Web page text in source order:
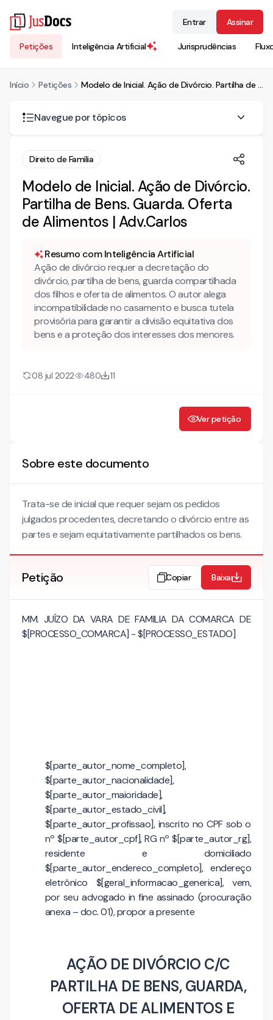
Petições Inteligência Artificial Jurisprudências
Entrar Assinar
Início Petições Modelo de Inicial. Ação de Divórcio. Partilha de Bens. Guarda. Oferta de Alimentos | Adv.Carlos
Navegue por tópicos
AÇÃO DE DIVÓRCIO C/C PARTILHA DE BENS, GUARDA,
OFERTA DE ALIMENTOS E PEDIDO DE TUTELA PROVISÓRIA DE
I| DA SINOPSE FÁTICA (CAUSA PETENDI)
II| DOS FUNDAMENTOS JURÍDICOS DO PEDIDO
DIVÓRCIO – PEDIDO DE TUTELA PROVISÓRIA DE
URGÊNCIA DE NATUREZA ANTECIPADA.
II.2| DO ACERVO PATRIMONIAL E CONSEQUENTE
PARTILHA DOS BENS COMUNICÁVEIS
Direito de Família
Modelo de Inicial. Ação de Divórcio.
Partilha de Bens. Guarda. Oferta
de Alimentos | Adv.Carlos
Resumo com Inteligência Artificial
Ação de divórcio requer a decretação do
divórcio, partilha de bens, guarda compartilhada
dos filhos e oferta de alimentos. O autor alega
incompatibilidade no casamento e busca tutela
provisória para garantir a divisão equitativa dos
bens e a proteção dos interesses dos menores.
08 jul 2022 480 11
Ver petição
Sobre este documento
Trata-se de inicial que requer sejam os pedidos
julgados procedentes, decretando o divórcio entre as
partes e sejam equitativamente partilhados os bens.
Petição Copiar Baixar
MM. JUÍZO DA VARA DE FAMILIA DA COMARCA DE
$[PROCESSO_COMARCA] - $[PROCESSO_ESTADO]
$[parte_autor_nome_completo],
$[parte_autor_nacionalidade],
$[parte_autor_maioridade],
$[parte_autor_estado_civil],
$[parte_autor_profissao], inscrito no CPF sob o
nº $[parte_autor_cpf], RG nº $[parte_autor_rg],
residente e domiciliado
$[parte_autor_endereco_completo], endereço
eletrônico $[geral_informacao_generica], vem,
por seu advogado in fine assinado (procuração
anexa – doc. 01), propor a presente
AÇÃO DE DIVÓRCIO C/C
PARTILHA DE BENS, GUARDA,
OFERTA DE ALIMENTOS E